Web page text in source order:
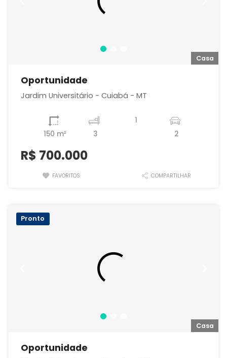
Casa
Oportunidade
Jardim Universitário - Cuiabá - MT
150 m² 3
1
2
R$ 700.000
FAVORITOS COMPARTILHAR
Casa
Pronto
Oportunidade